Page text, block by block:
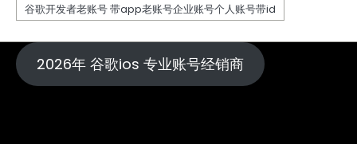
2026年 谷歌ios 专业账号经销商